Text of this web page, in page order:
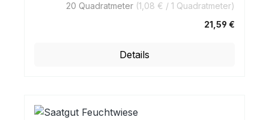
20 Quadratmeter (1,08 € / 1 Quadratmeter)
21,59 €
Details